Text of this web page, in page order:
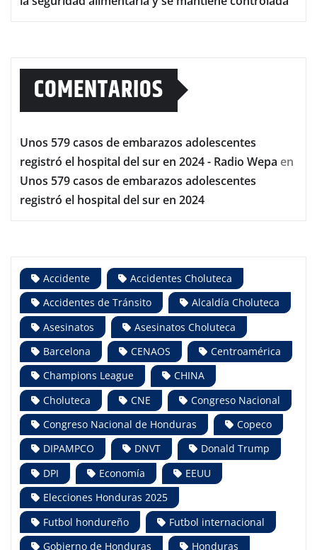
COMENTARIOS
Unos 579 casos de embarazos adolescentes
registró el hospital del sur en 2024 - Radio Wepa en
Unos 579 casos de embarazos adolescentes
registró el hospital del sur en 2024
Accidente
Accidentes Choluteca
Accidentes de Tránsito
Alcaldía Choluteca
Asesinatos
Asesinatos Choluteca
Barcelona
CENAOS
Centroamérica
Champions League
CHINA
Choluteca
CNE
Congreso Nacional
Congreso Nacional de Honduras
Copeco
DIPAMPCO
DNVT
Donald Trump
DPI
Economía
EEUU
Elecciones Honduras 2025
Futbol hondureño
Futbol internacional
Gobierno de Honduras
Honduras